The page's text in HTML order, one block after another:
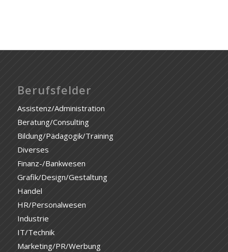
Berufsfelder
Assistenz/Administration
Beratung/Consulting
Bildung/Pädagogik/Training
Diverses
Finanz-/Bankwesen
Grafik/Design/Gestaltung
Handel
HR/Personalwesen
Industrie
IT/Technik
Marketing/PR/Werbung